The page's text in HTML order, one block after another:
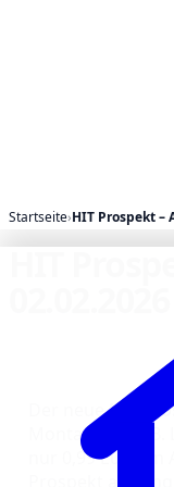
Startseite›HIT Prospekt –
Der neueHIT
Montag sind
nur 0,99 Euro